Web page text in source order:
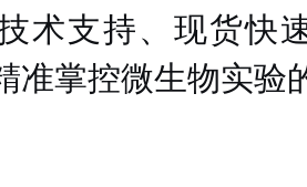
术支持、现货快
准掌控微生物实验